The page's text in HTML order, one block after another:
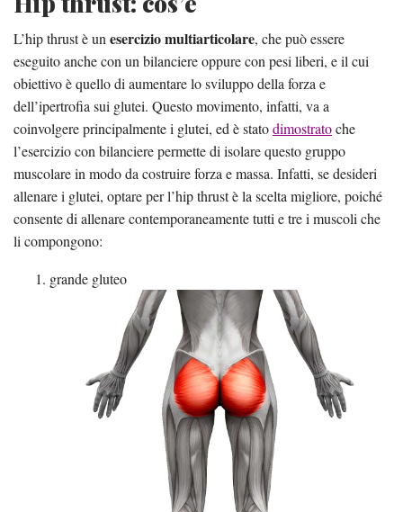
L’hip thrust è un esercizio multiarticolare, che può essere
eseguito anche con un bilanciere oppure con pesi liberi, e il cui
obiettivo è quello di aumentare lo sviluppo della forza e
dell’ipertrofia sui glutei. Questo movimento, infatti, va a
coinvolgere principalmente i glutei, ed è statodimostratoche
l’esercizio con bilanciere permette di isolare questo gruppo
muscolare in modo da costruire forza e massa. Infatti, se desideri
allenare i glutei, optare per l’hip thrust è la scelta migliore, poiché
consente di allenare contemporaneamente tutti e tre i muscoli che
li compongono:
grande gluteo